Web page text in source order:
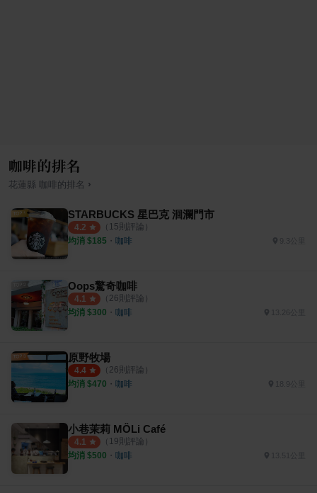
咖啡的排名
花蓮縣 咖啡 的排名 ›
STARBUCKS 星巴克 洄瀾門市
4.2 （ 15則評論）
均消 $185 ・ 咖啡
Oops驚奇咖啡
4.1 （ 26則評論）
均消 $300 ・ 咖啡
原野牧場
4.4 （ 26則評論）
均消 $470 ・ 咖啡
小巷茉莉 MÔLi Café
4.1 （ 19則評論）
均消 $500 ・ 咖啡 13.51公里